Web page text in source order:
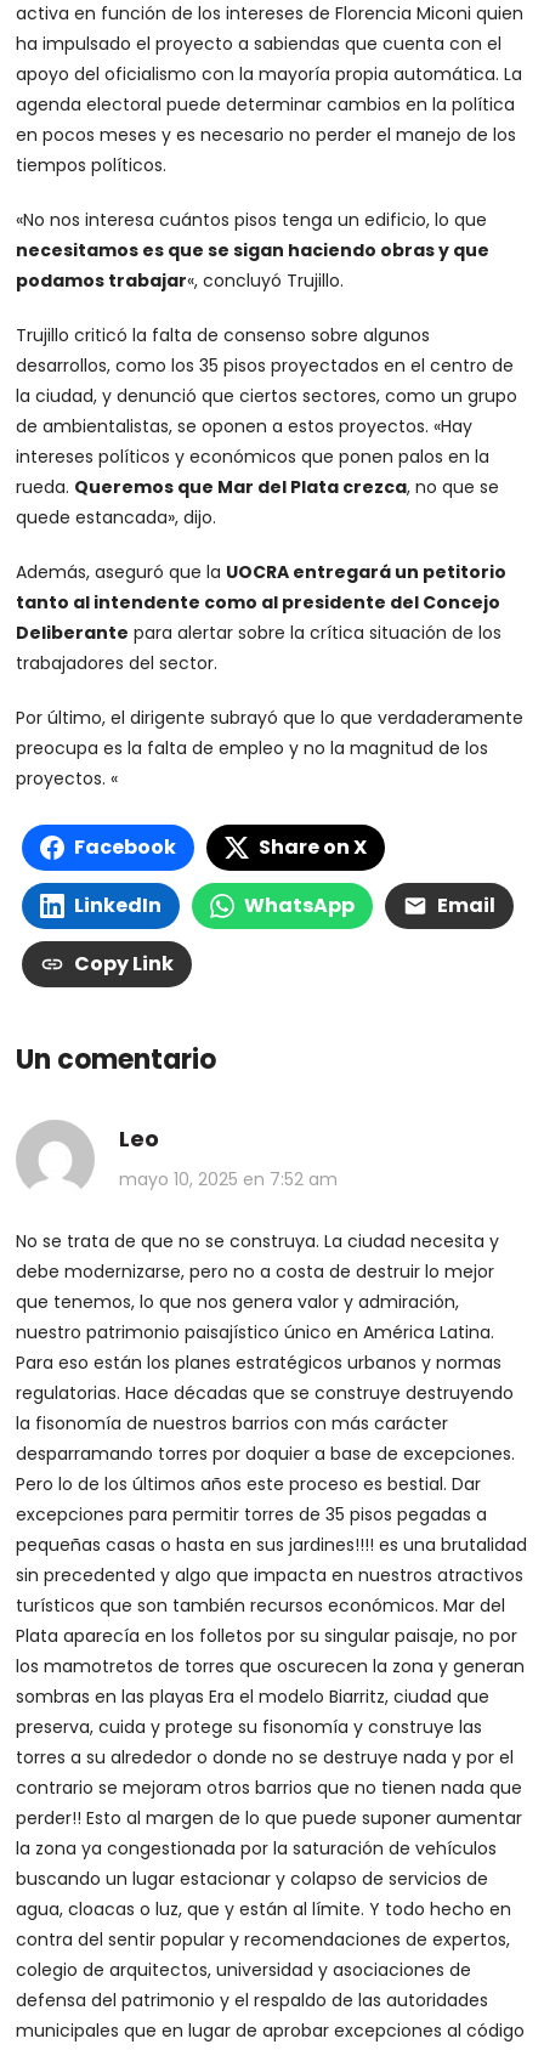
activa en función de los intereses de Florencia Miconi quien
ha impulsado el proyecto a sabiendas que cuenta con el
apoyo del oficialismo con la mayoría propia automática. La
agenda electoral puede determinar cambios en la política
en pocos meses y es necesario no perder el manejo de los
tiempos políticos.
«No nos interesa cuántos pisos tenga un edificio, lo que
necesitamos es que se sigan haciendo obras y que
podamos trabajar«, concluyó Trujillo.
Trujillo criticó la falta de consenso sobre algunos
desarrollos, como los 35 pisos proyectados en el centro de
la ciudad, y denunció que ciertos sectores, como un grupo
de ambientalistas, se oponen a estos proyectos. «Hay
intereses políticos y económicos que ponen palos en la
rueda. Queremos que Mar del Plata crezca, no que se
quede estancada», dijo.
Además, aseguró que la UOCRA entregará un petitorio
tanto al intendente como al presidente del Concejo
Deliberante para alertar sobre la crítica situación de los
trabajadores del sector.
Por último, el dirigente subrayó que lo que verdaderamente
preocupa es la falta de empleo y no la magnitud de los
proyectos. «
Facebook Share on X
LinkedIn WhatsApp Email
Copy Link
Un comentario
Leo
mayo 10, 2025 en 7:52 am
No se trata de que no se construya. La ciudad necesita y
debe modernizarse, pero no a costa de destruir lo mejor
que tenemos, lo que nos genera valor y admiración,
nuestro patrimonio paisajístico único en América Latina.
Para eso están los planes estratégicos urbanos y normas
regulatorias. Hace décadas que se construye destruyendo
la fisonomía de nuestros barrios con más carácter
desparramando torres por doquier a base de excepciones.
Pero lo de los últimos años este proceso es bestial. Dar
excepciones para permitir torres de 35 pisos pegadas a
pequeñas casas o hasta en sus jardines!!!! es una brutalidad
sin precedented y algo que impacta en nuestros atractivos
turísticos que son también recursos económicos. Mar del
Plata aparecía en los folletos por su singular paisaje, no por
los mamotretos de torres que oscurecen la zona y generan
sombras en las playas Era el modelo Biarritz, ciudad que
preserva, cuida y protege su fisonomía y construye las
torres a su alrededor o donde no se destruye nada y por el
contrario se mejoram otros barrios que no tienen nada que
perder!! Esto al margen de lo que puede suponer aumentar
la zona ya congestionada por la saturación de vehículos
buscando un lugar estacionar y colapso de servicios de
agua, cloacas o luz, que y están al límite. Y todo hecho en
contra del sentir popular y recomendaciones de expertos,
colegio de arquitectos, universidad y asociaciones de
defensa del patrimonio y el respaldo de las autoridades
municipales que en lugar de aprobar excepciones al código